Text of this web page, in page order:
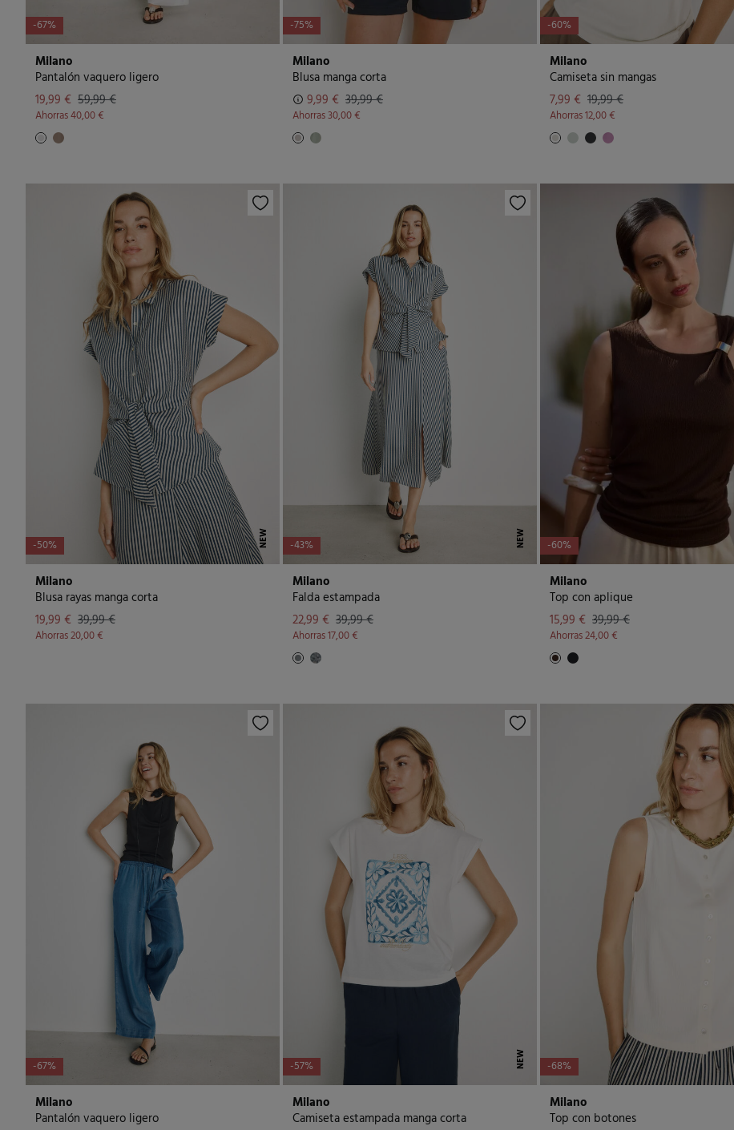
-67%
Milano
Pantalón vaquero ligero
19,99 € 59,99 €
Ahorras40,00 €
-75%
Milano
Blusa manga corta
9,99 € 39,99 €
Ahorras30,00 €
-60%
Milano
Camiseta sin mangas
7,99 € 19,99 €
Ahorras12,00 €
-50% NEW
Milano
Blusa rayas manga corta
19,99 € 39,99 €
Ahorras20,00 €
-43% NEW
Milano
Falda estampada
22,99 € 39,99 €
Ahorras17,00 €
-60%
Milano
Top con aplique
15,99 € 39,99 €
Ahorras24,00 €
-67%
Milano
Pantalón vaquero ligero
-57% NEW
Milano
Camiseta estampada manga corta
-68%
Milano
Top con botones